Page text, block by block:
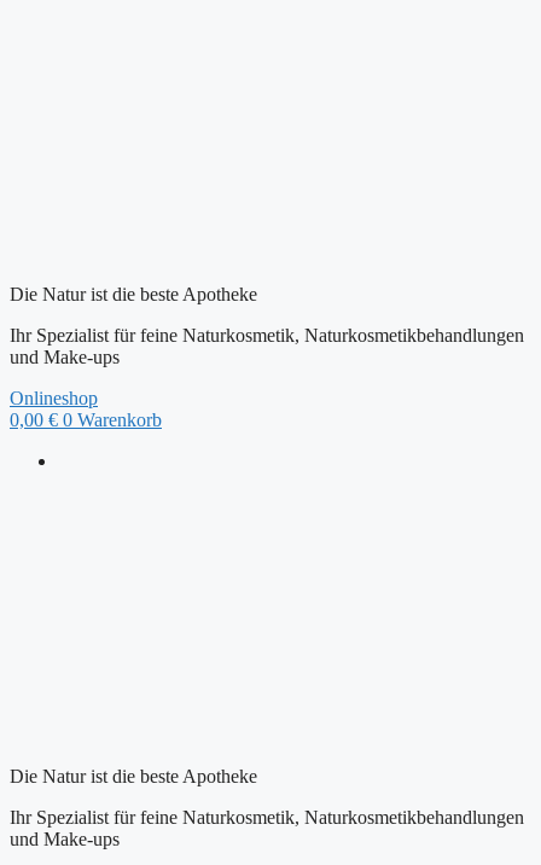
Die Natur ist die beste Apotheke
Ihr Spezialist für feine Naturkosmetik, Naturkosmetikbehandlungen
und Make-ups
Onlineshop
0,00 € 0 Warenkorb
Die Natur ist die beste Apotheke
Ihr Spezialist für feine Naturkosmetik, Naturkosmetikbehandlungen
und Make-ups